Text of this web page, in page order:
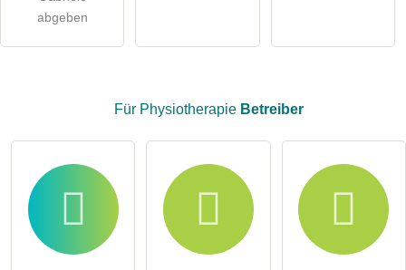
Klicken Sie hier um eine
abgeben
Für Physiotherapie Betreiber